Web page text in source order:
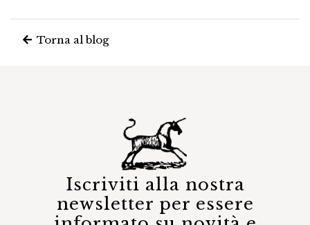
Torna al blog
Iscriviti alla nostra
newsletter per essere